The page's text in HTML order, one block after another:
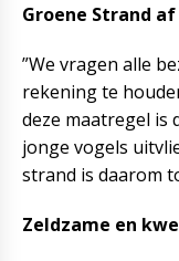
Groene Strand
”We vragen alle
rekening te
deze maatregel is
jonge vogels
strand is daarom
Zeldzame en